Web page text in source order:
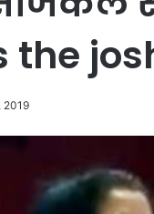
the
2019